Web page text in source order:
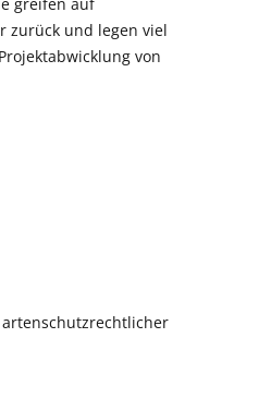
zurück und legen viel
von